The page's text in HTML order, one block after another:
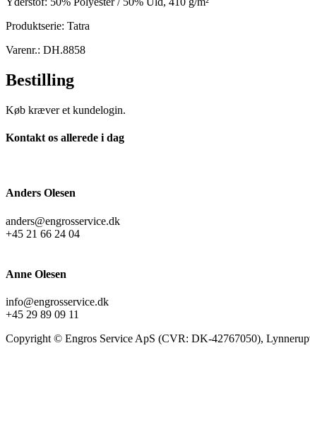
Produktserie: Tatra
Varenr.: DH.8858
Bestilling
Køb kræver et kundelogin.
Kontakt os allerede i dag
Anders Olesen
anders@engrosservice.dk
+45 21 66 24 04
Anne Olesen
info@engrosservice.dk
+45 29 89 09 11
Copyright © Engros Service ApS (CVR: DK-42767050),